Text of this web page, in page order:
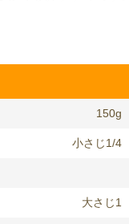
150g
小さじ1/4
大さじ1